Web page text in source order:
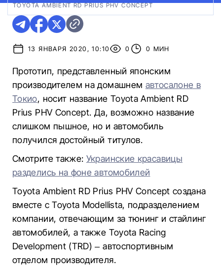
TOYOTA AMBIENT RD PRIUS PHV CONCEPT
13 ЯНВАРЯ 2020, 10:10 0 0 МИН
Прототип, представленный японским
производителем на домашнем автосалоне в
Токио, носит название Toyota Ambient RD
Prius PHV Concept. Да, возможно название
слишком пышное, но и автомобиль
получился достойный титулов.
Смотрите также: Украинские красавицы
разделись на фоне автомобилей
Toyota Ambient RD Prius PHV Concept создана
вместе с Toyota Modellista, подразделением
компании, отвечающим за тюнинг и стайлинг
автомобилей, а также Toyota Racing
Development (TRD) – автоспортивным
отделом производителя.